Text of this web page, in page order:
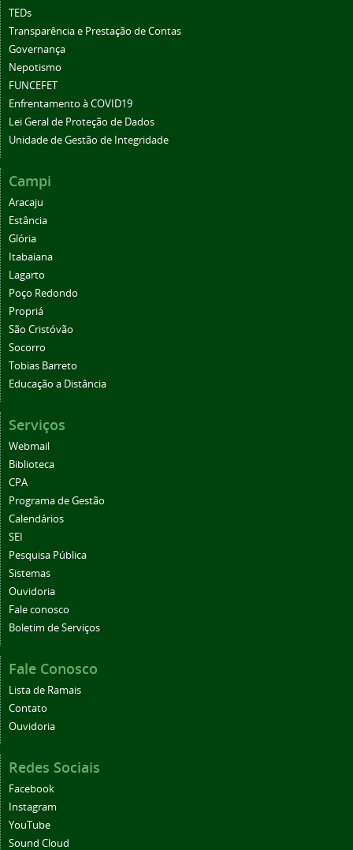
TEDs
Transparência e Prestação de Contas
Governança
Nepotismo
FUNCEFET
Enfrentamento à COVID19
Lei Geral de Proteção de Dados
Unidade de Gestão de Integridade
Campi
Aracaju
Estância
Glória
Itabaiana
Lagarto
Poço Redondo
Propriá
São Cristóvão
Socorro
Tobias Barreto
Educação a Distância
Serviços
Webmail
Biblioteca
CPA
Programa de Gestão
Calendários
SEI
Pesquisa Pública
Sistemas
Ouvidoria
Fale conosco
Boletim de Serviços
Fale Conosco
Lista de Ramais
Contato
Ouvidoria
Redes Sociais
Facebook
Instagram
YouTube
Sound Cloud